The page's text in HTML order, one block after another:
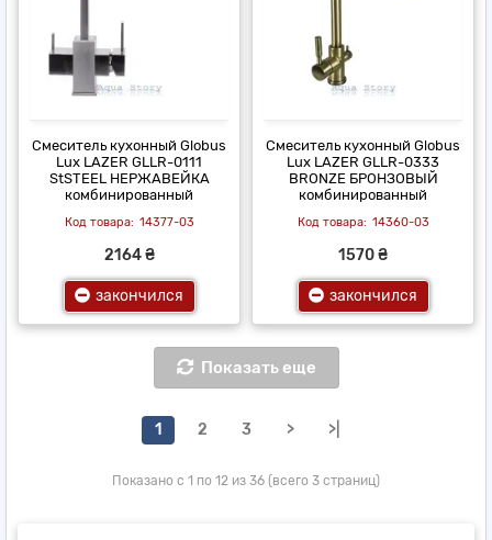
Смеситель кухонный Globus
Lux LAZER GLLR-0111
StSTEEL НЕРЖАВЕЙКА
комбинированный
14377-03
2164 ₴
закончился
Смеситель кухонный Globus
Lux LAZER GLLR-0333
BRONZE БРОНЗОВЫЙ
комбинированный
14360-03
1570 ₴
закончился
Показать еще
1 2 3 > >|
Показано с 1 по 12 из 36 (всего 3 страниц)